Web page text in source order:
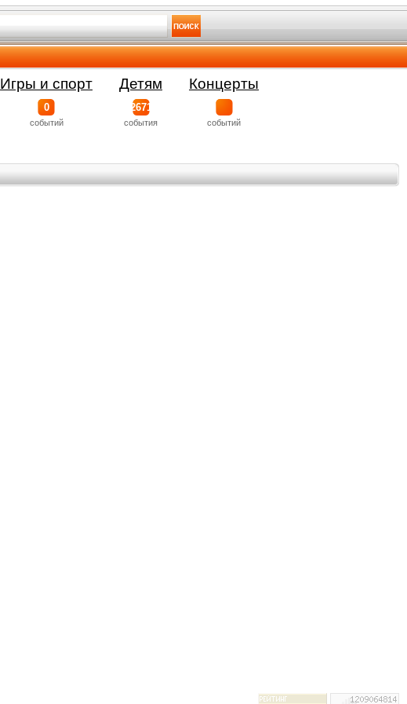
Игры и спорт
0
событий
Детям
2671
события
Концерты
событий